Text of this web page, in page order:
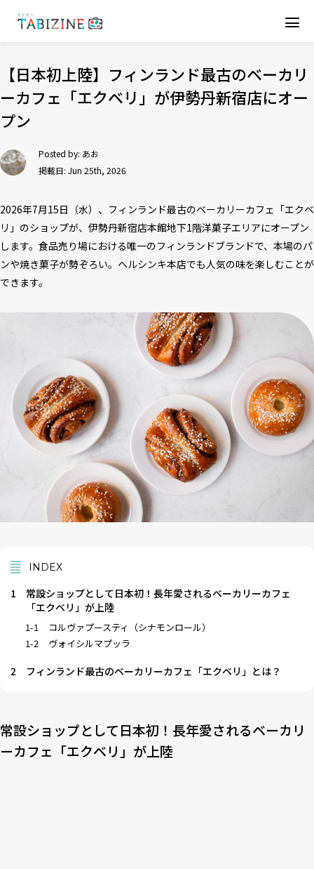
【日本初上陸】フィンランド最古のベーカリ
ーカフェ「エクベリ」が伊勢丹新宿店にオー
プン
Posted by: あお
掲載日: Jun 25th, 2026
2026年7月15日（水）、フィンランド最古のベーカリーカフェ「エクベ
リ」のショップが、伊勢丹新宿店本館地下1階洋菓子エリアにオープン
します。食品売り場における唯一のフィンランドブランドで、本場のパ
ンや焼き菓子が勢ぞろい。ヘルシンキ本店でも人気の味を楽しむことが
できます。
INDEX
1
常設ショップとして日本初！長年愛されるベーカリーカフェ
「エクベリ」が上陸
1-1
コルヴァプースティ（シナモンロール）
1-2
ヴォイシルマプッラ
2 フィンランド最古のベーカリーカフェ「エクベリ」とは？
常設ショップとして日本初！長年愛されるベーカリ
ーカフェ「エクベリ」が上陸